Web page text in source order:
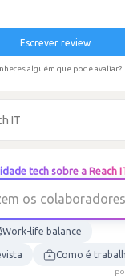
Escrever review
alguém que pode avaliar?
IT
tech sobre a Reach
em os colaborad ores
Work-life balance
Como é